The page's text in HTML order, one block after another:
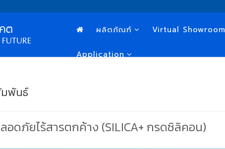
ผลิตภัณฑ์ Virtual Showroom
Application
มพันธ์
อดภัยไร้สารตกค้าง (SILICA+ กรดซิลิคอน)